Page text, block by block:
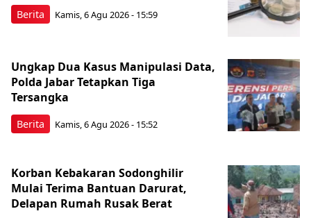
Berita Kamis, 6 Agu 2026 - 15:59
Berita
Ungkap Dua Kasus Manipulasi Data,
Polda Jabar Tetapkan Tiga
Tersangka
Kamis, 6 Agu 2026 - 15:52
Korban Kebakaran Sodonghilir
Mulai Terima Bantuan Darurat,
Delapan Rumah Rusak Berat